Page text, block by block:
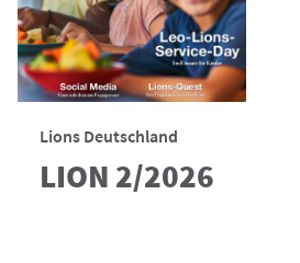
Lions Deutschland
LION 2/2026